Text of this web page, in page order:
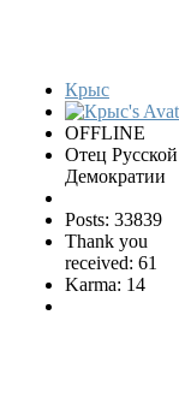
Крыс
OFFLINE
Отец Русской
Демократии
Posts: 33839
Thank you
received: 61
Karma: 14